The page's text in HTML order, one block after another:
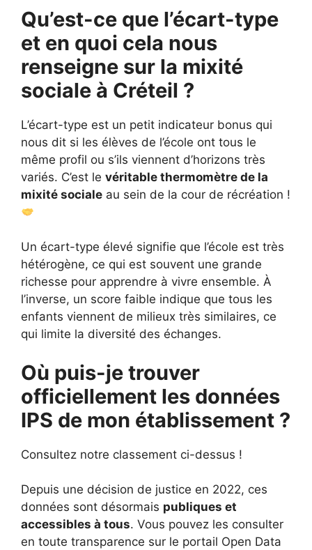
Qu’est-ce que l’écart-type
et en quoi cela nous
renseigne sur la mixité
sociale à Créteil ?
L’écart-type est un petit indicateur bonus qui
nous dit si les élèves de l’école ont tous le
même profil ou s’ils viennent d’horizons très
variés. C’est le véritable thermomètre de la
mixité sociale au sein de la cour de récréation !
Un écart-type élevé signifie que l’école est très
hétérogène, ce qui est souvent une grande
richesse pour apprendre à vivre ensemble. À
l’inverse, un score faible indique que tous les
enfants viennent de milieux très similaires, ce
qui limite la diversité des échanges.
Où puis-je trouver
officiellement les données
IPS de mon établissement ?
Consultez notre classement ci-dessus !
Depuis une décision de justice en 2022, ces
données sont désormais publiques et
accessibles à tous. Vous pouvez les consulter
en toute transparence sur le portail Open Data